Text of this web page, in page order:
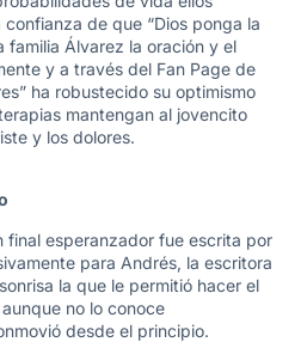
de que “Dios ponga la
familia Álvarez la oración y el
y a través del Fan Page de
ha robustecido su optimismo
mantengan al jovencito
y los dolores.
final esperanzador fue escrita por
para Andrés, la escritora
la que le permitió hacer el
no lo conoce
desde el principio.